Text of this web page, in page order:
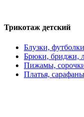
Трикотаж детский
Блузки,
Брюки, бриджи,
Пижамы,
Платья,